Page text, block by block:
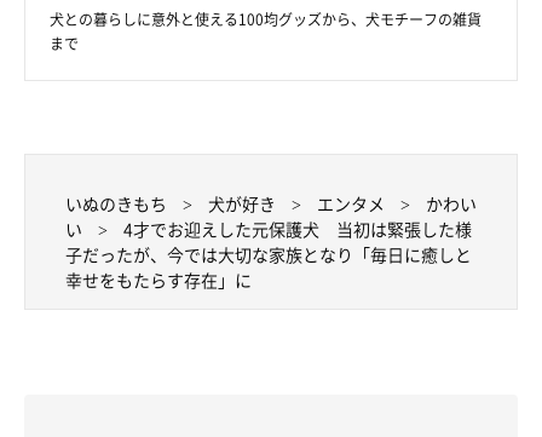
犬との暮らしに意外と使える100均グッズから、犬モチーフの雑貨
まで
いぬのきもち 犬が好き エンタメ
かわい
い
4才でお迎えした元保護犬 当初は緊張した様
子だったが、今では大切な家族となり「毎日に癒しと
幸せをもたらす存在」に